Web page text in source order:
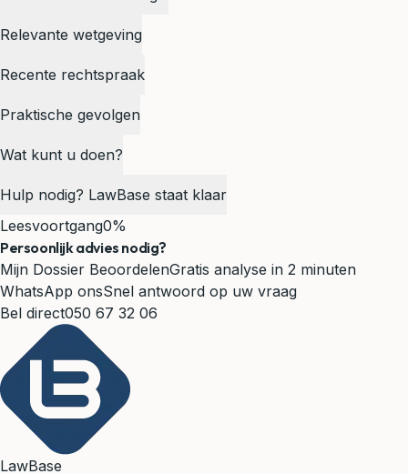
Relevante wetgeving
Recente rechtspraak
Praktische gevolgen
Wat kunt u doen?
Hulp nodig? LawBase staat klaar
Leesvoortgang0%
Persoonlijk advies nodig?
Mijn Dossier BeoordelenGratis analyse in 2 minuten
WhatsApp onsSnel antwoord op uw vraag
Bel direct050 67 32 06
LawBase